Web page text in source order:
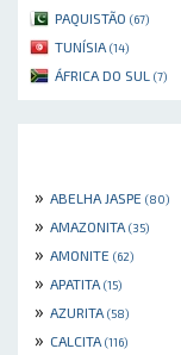
PAQUISTÃO (67)
TUNÍSIA (14)
ÁFRICA DO SUL (7)
» ABELHA JASPE (80)
» AMAZONITA (35)
» AMONITE (62)
» APATITA (15)
» AZURITA (58)
» CALCITA (116)